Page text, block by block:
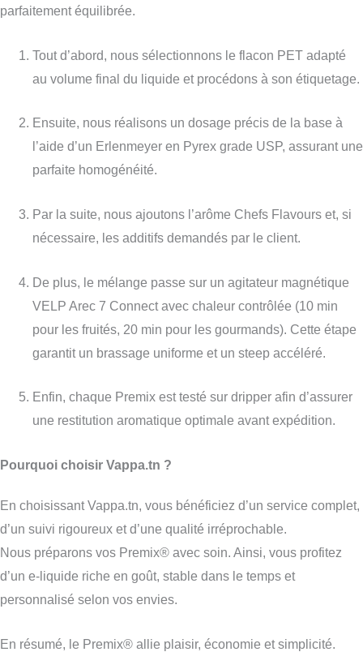
parfaitement équilibrée.
Tout d’abord, nous sélectionnons le flacon PET adapté
au volume final du liquide et procédons à son étiquetage.
Ensuite, nous réalisons un dosage précis de la base à
l’aide d’un Erlenmeyer en Pyrex grade USP, assurant une
parfaite homogénéité.
Par la suite, nous ajoutons l’arôme Chefs Flavours et, si
nécessaire, les additifs demandés par le client.
De plus, le mélange passe sur un agitateur magnétique
VELP Arec 7 Connect avec chaleur contrôlée (10 min
pour les fruités, 20 min pour les gourmands). Cette étape
garantit un brassage uniforme et un steep accéléré.
Enfin, chaque Premix est testé sur dripper afin d’assurer
une restitution aromatique optimale avant expédition.
Pourquoi choisir Vappa.tn ?
En choisissant Vappa.tn, vous bénéficiez d’un service complet,
d’un suivi rigoureux et d’une qualité irréprochable.
Nous préparons vos Premix® avec soin. Ainsi, vous profitez
d’un e-liquide riche en goût, stable dans le temps et
personnalisé selon vos envies.
En résumé, le Premix® allie plaisir, économie et simplicité.